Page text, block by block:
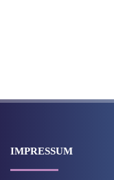
IMPRESSUM